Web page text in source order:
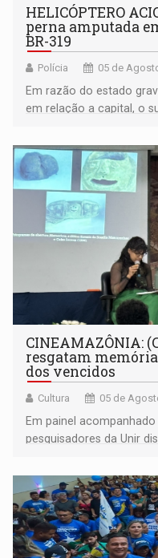
HELICÓPTERO
perna amputada
BR-319
Polícia 05 de
Em razão do estado
em relação a capital, o
CINEAMAZÔNIA:
resgatam
dos vencidos
Cultura 05 de
Em painel
pesquisadores da Unir
memória como bússola